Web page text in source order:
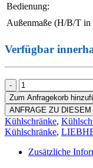
Bedienung:
Außenmaße (H/B/T in
Verfügbar
Liebherr
MRFvc
5501
Performance
Menge
Zum Anfragekorb
ANFRAGE ZU DIESEM
Kühlschränke,
Kühlschränke,
Zusätzliche